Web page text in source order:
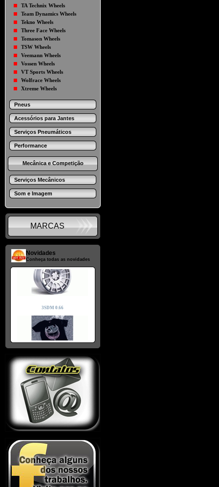
TA Technix Wheels
Team Dynamics Wheels
Tekno Wheels
Three Face Wheels
Tomason Wheels
TSW Wheels
Veemann Wheels
Vossen Wheels
VT Sports Wheels
Wolfrace Wheels
Xtreme Wheels
Pneus
Acessórios para Jantes
Serviços Pneumáticos
Performance
Mecânica e Competição
Serviços Mecânicos
Som e Imagem
MARCAS
Novidades
Conheça todas as novidades